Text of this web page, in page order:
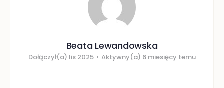
Beata Lewandowska
Dołączył(a) lis 2025 • Aktywny(a) 6 miesięcy temu